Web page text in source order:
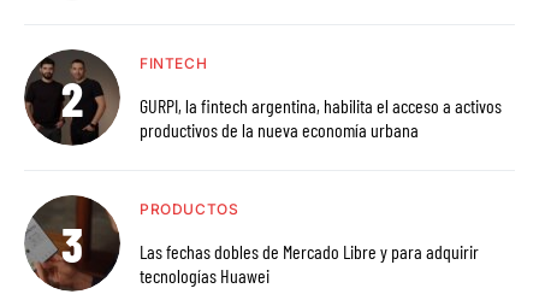
FINTECH
GURPI, la fintech argentina, habilita el acceso a activos
productivos de la nueva economía urbana
PRODUCTOS
Las fechas dobles de Mercado Libre y para adquirir
tecnologías Huawei